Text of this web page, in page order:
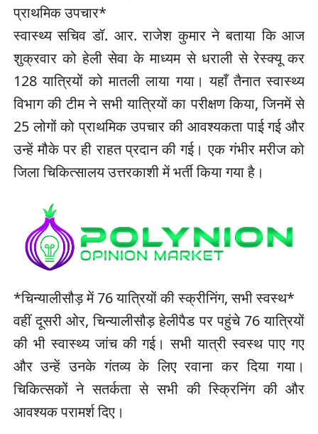
प्राथमिक उपचार*
स्वास्थ्य सचिव डॉ. आर. राजेश कुमार ने बताया कि आज
शुक्रवार को हेली सेवा के माध्यम से धराली से रेस्क्यू कर
128 यात्रियों को मातली लाया गया। यहाँ तैनात स्वास्थ्य
विभाग की टीम ने सभी यात्रियों का परीक्षण किया, जिनमें से
25 लोगों को प्राथमिक उपचार की आवश्यकता पाई गई और
उन्हें मौके पर ही राहत प्रदान की गई। एक गंभीर मरीज को
जिला चिकित्सालय उत्तरकाशी में भर्ती किया गया है।
*चिन्यालीसौड़ में 76 यात्रियों की स्क्रीनिंग, सभी स्वस्थ*
वहीं दूसरी ओर, चिन्यालीसौड़ हेलीपैड पर पहुंचे 76 यात्रियों
की भी स्वास्थ्य जांच की गई। सभी यात्री स्वस्थ पाए गए
और उन्हें उनके गंतव्य के लिए रवाना कर दिया गया।
चिकित्सकों ने सतर्कता से सभी की स्क्रिनिंग की और
आवश्यक परामर्श दिए।